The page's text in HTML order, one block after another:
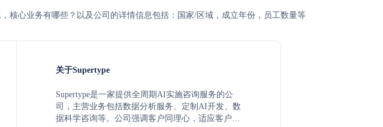
核心业务有哪些？以及公司的详情信息包括：国家/区域，成立年份，员工数量等
关于Supertype
Supertype是一家提供全周期AI实施咨询服务的公
司，主营业务包括数据分析服务、定制AI开发、数
据科学咨询等。公司强调客户同理心，适应客户的